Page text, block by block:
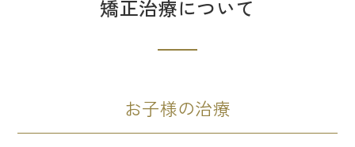
矯正治療について
お子様の治療